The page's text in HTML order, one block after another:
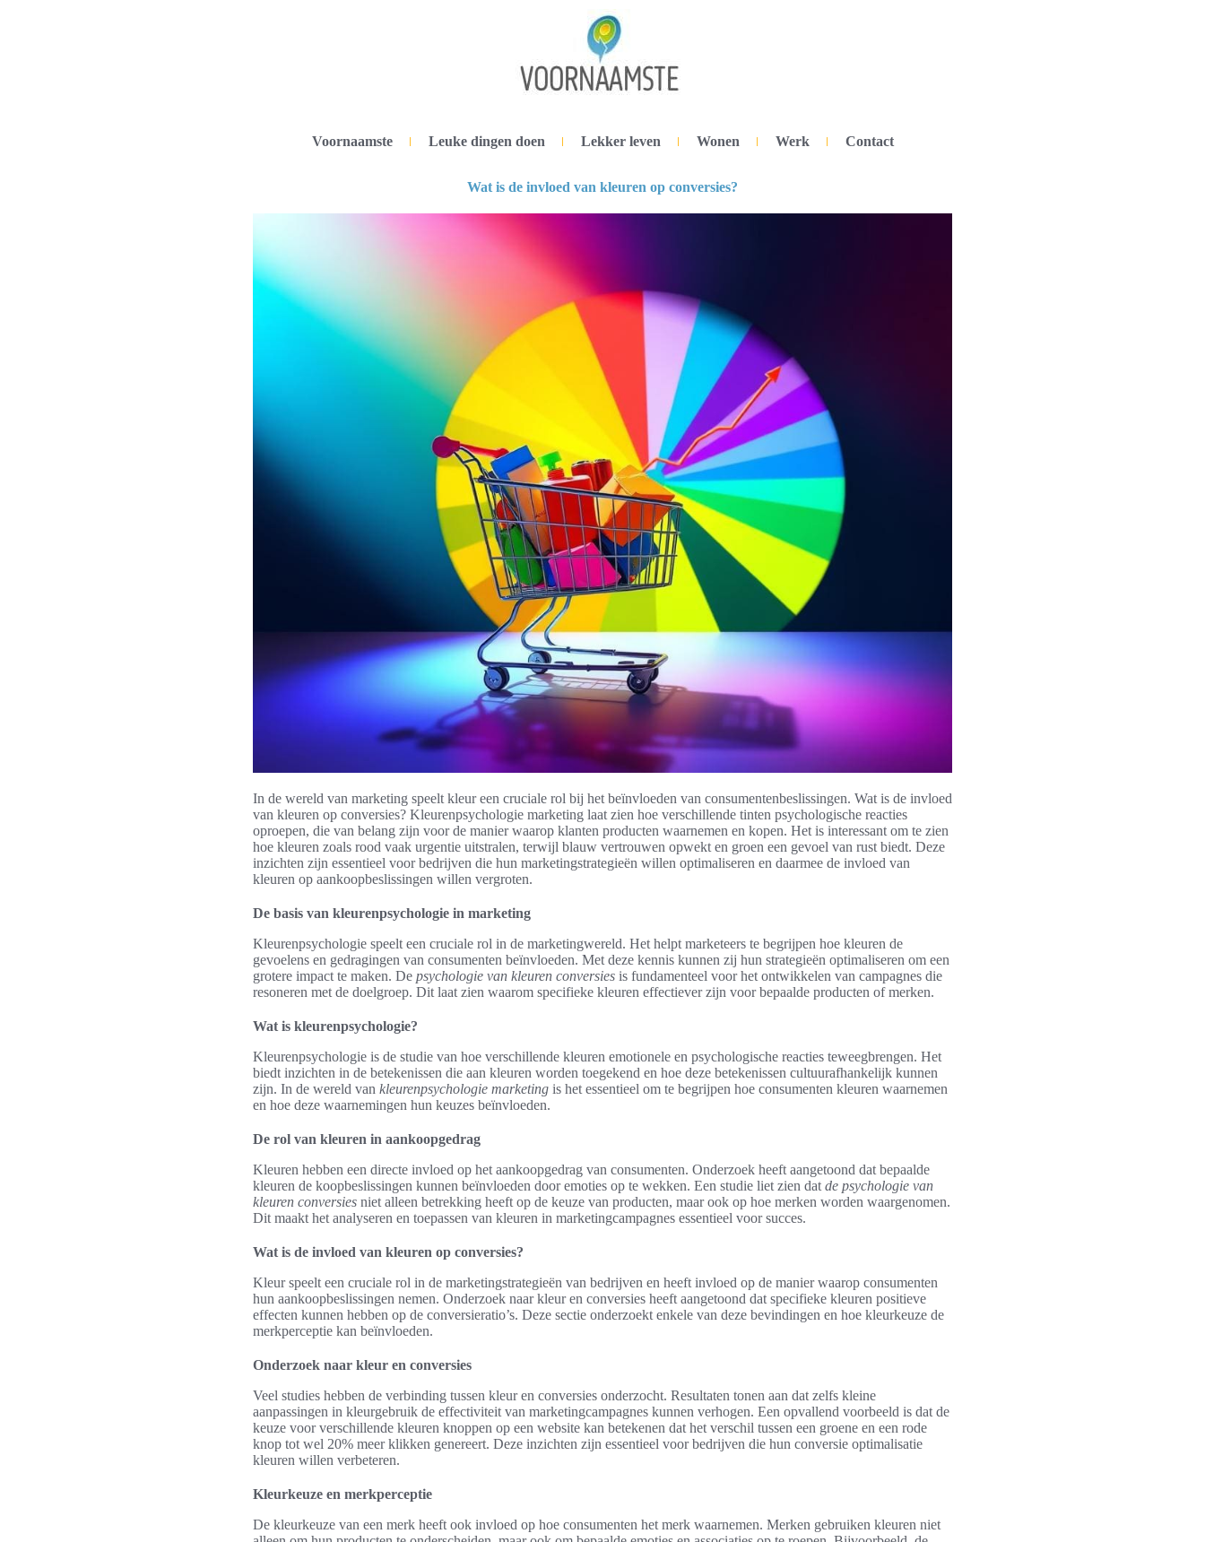
Voornaamste Leuke dingen doen Lekker leven Wonen Werk Contact
Wat is de invloed van kleuren op conversies?
In de wereld van marketing speelt kleur een cruciale rol bij het beïnvloeden van consumentenbeslissingen. Wat is de invloed
van kleuren op conversies? Kleurenpsychologie marketing laat zien hoe verschillende tinten psychologische reacties
oproepen, die van belang zijn voor de manier waarop klanten producten waarnemen en kopen. Het is interessant om te zien
hoe kleuren zoals rood vaak urgentie uitstralen, terwijl blauw vertrouwen opwekt en groen een gevoel van rust biedt. Deze
inzichten zijn essentieel voor bedrijven die hun marketingstrategieën willen optimaliseren en daarmee de invloed van
kleuren op aankoopbeslissingen willen vergroten.
De basis van kleurenpsychologie in marketing
Kleurenpsychologie speelt een cruciale rol in de marketingwereld. Het helpt marketeers te begrijpen hoe kleuren de
gevoelens en gedragingen van consumenten beïnvloeden. Met deze kennis kunnen zij hun strategieën optimaliseren om een
grotere impact te maken. De psychologie van kleuren conversies is fundamenteel voor het ontwikkelen van campagnes die
resoneren met de doelgroep. Dit laat zien waarom specifieke kleuren effectiever zijn voor bepaalde producten of merken.
Wat is kleurenpsychologie?
Kleurenpsychologie is de studie van hoe verschillende kleuren emotionele en psychologische reacties teweegbrengen. Het
biedt inzichten in de betekenissen die aan kleuren worden toegekend en hoe deze betekenissen cultuurafhankelijk kunnen
zijn. In de wereld van kleurenpsychologie marketing is het essentieel om te begrijpen hoe consumenten kleuren waarnemen
en hoe deze waarnemingen hun keuzes beïnvloeden.
De rol van kleuren in aankoopgedrag
Kleuren hebben een directe invloed op het aankoopgedrag van consumenten. Onderzoek heeft aangetoond dat bepaalde
kleuren de koopbeslissingen kunnen beïnvloeden door emoties op te wekken. Een studie liet zien dat de psychologie van
kleuren conversies niet alleen betrekking heeft op de keuze van producten, maar ook op hoe merken worden waargenomen.
Dit maakt het analyseren en toepassen van kleuren in marketingcampagnes essentieel voor succes.
Wat is de invloed van kleuren op conversies?
Kleur speelt een cruciale rol in de marketingstrategieën van bedrijven en heeft invloed op de manier waarop consumenten
hun aankoopbeslissingen nemen. Onderzoek naar kleur en conversies heeft aangetoond dat specifieke kleuren positieve
effecten kunnen hebben op de conversieratio’s. Deze sectie onderzoekt enkele van deze bevindingen en hoe kleurkeuze de
merkperceptie kan beïnvloeden.
Onderzoek naar kleur en conversies
Veel studies hebben de verbinding tussen kleur en conversies onderzocht. Resultaten tonen aan dat zelfs kleine
aanpassingen in kleurgebruik de effectiviteit van marketingcampagnes kunnen verhogen. Een opvallend voorbeeld is dat de
keuze voor verschillende kleuren knoppen op een website kan betekenen dat het verschil tussen een groene en een rode
knop tot wel 20% meer klikken genereert. Deze inzichten zijn essentieel voor bedrijven die hun conversie optimalisatie
kleuren willen verbeteren.
Kleurkeuze en merkperceptie
De kleurkeuze van een merk heeft ook invloed op hoe consumenten het merk waarnemen. Merken gebruiken kleuren niet